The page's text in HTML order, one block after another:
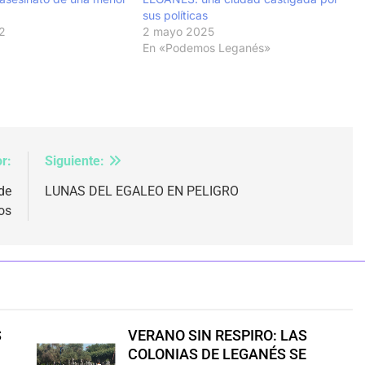
sus políticas
2 mayo 2025
En «Podemos Leganés»
Siguiente:
LUNAS DEL EGALEO EN PELIGRO
VERANO SIN RESPIRO: LAS
COLONIAS DE LEGANÉS SE